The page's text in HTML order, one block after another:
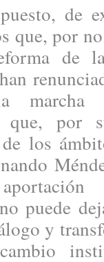
de
que, por
de
la
que, por
los
puede
y